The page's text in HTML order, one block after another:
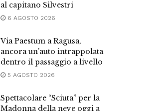
al capitano Silvestri
6 AGOSTO 2026
Via Paestum a Ragusa,
ancora un’auto intrappolata
dentro il passaggio a livello
5 AGOSTO 2026
Spettacolare “Sciuta” per la
Madonna della neve oggi a